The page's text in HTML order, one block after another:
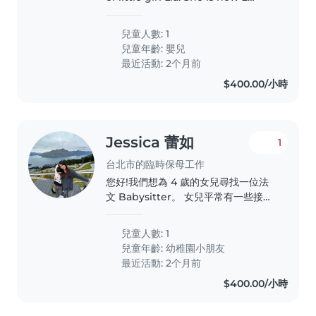
we moved to Taiwan for 3 years
now. I'm looking for babysitter
who can help me with..
兒童人數: 1
兒童年齡:嬰兒
最近活動: 2个月前
$400.00/小時
Jessica 蕾如
台北市的臨時保母工作
1
您好!我們想為 4 歲的女兒尋找一位法
文 Babysitter。 女兒平常有一些接觸
記硬背的語法教學,而是希望透過讀繪
本、唱兒歌、玩遊戲等生活互動,讓她邊
玩邊自然用法文溝通、培養語感。希望
找一位有耐心、有活力的姐姐!歡迎私
訊聊聊配合時間與時薪,謝謝! Hi! I'm
兒童人數: 1
兒童年齡:幼稚園小朋友
最近活動: 2个月前
$400.00/小時